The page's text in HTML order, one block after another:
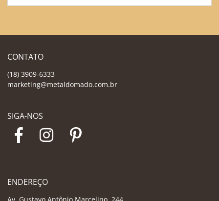
CONTATO
(18) 3909-6333
marketing@metaldomado.com.br
SIGA-NOS
ENDEREÇO
Av. Gustavo Antônio Marcelino, 244